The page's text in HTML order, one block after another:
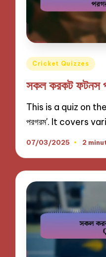
Posted
Cricket Quizzes
সকল করকট ফটনস
This is a quiz on
পরগরম'. It covers
07/03/2025 2